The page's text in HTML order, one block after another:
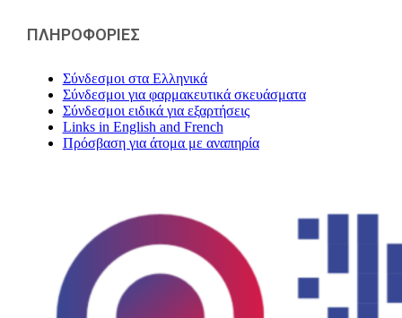
ΠΛΗΡΟΦΟΡΙΕΣ
Σύνδεσμοι στα Ελληνικά
Σύνδεσμοι για φαρμακευτικά σκευάσματα
Σύνδεσμοι ειδικά για εξαρτήσεις
Links in English and French
Πρόσβαση για άτομα με αναπηρία